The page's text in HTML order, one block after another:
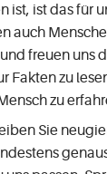
ist, ist das für
auch
freuen uns
Fakten zu
zu
Sie